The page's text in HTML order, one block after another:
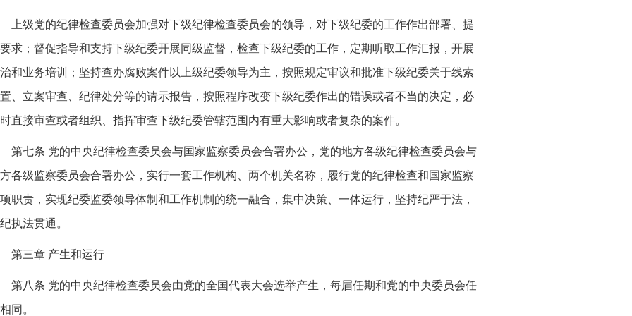
上级党的纪律检查委员会加强对下级纪律检查委员会的领导，对下级纪委的工作作出部署、提
求；督促指导和支持下级纪委开展同级监督，检查下级纪委的工作，定期听取工作汇报，开展
和业务培训；坚持查办腐败案件以上级纪委领导为主，按照规定审议和批准下级纪委关于线索
、立案审查、纪律处分等的请示报告，按照程序改变下级纪委作出的错误或者不当的决定，必
直接审查或者组织、指挥审查下级纪委管辖范围内有重大影响或者复杂的案件。
第七条 党的中央纪律检查委员会与国家监察委员会合署办公，党的地方各级纪律检查委员会与
各级监察委员会合署办公，实行一套工作机构、两个机关名称，履行党的纪律检查和国家监察
职责，实现纪委监委领导体制和工作机制的统一融合，集中决策、一体运行，坚持纪严于法，
执法贯通。
第三章 产生和运行
第八条 党的中央纪律检查委员会由党的全国代表大会选举产生，每届任期和党的中央委员会任
同。